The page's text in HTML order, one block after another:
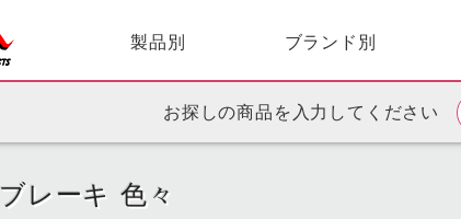
製品別 ブランド別
お探しの商品を入力してください
ブレーキ 色々